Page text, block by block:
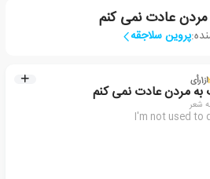
عادت نمی کنم
پروین سلاجقه
از1رأی
به مردن عادت نمی کنم
شعر
I'm not used to